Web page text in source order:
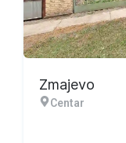
Zmajevo
Centar